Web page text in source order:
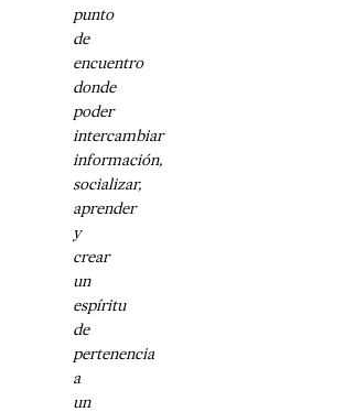
punto
de
encuentro
donde
poder
intercambiar
información,
socializar,
aprender
y
crear
un
espíritu
de
pertenencia
a
un